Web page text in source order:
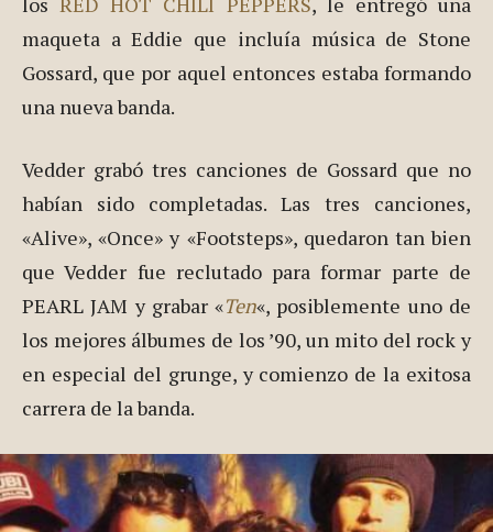
maqueta a Eddie que incluía música de Stone
Gossard, que por aquel entonces estaba formando
una nueva banda.
Vedder grabó tres canciones de Gossard que no
habían sido completadas. Las tres canciones,
«Alive», «Once» y «Footsteps», quedaron tan bien
que Vedder fue reclutado para formar parte de
PEARL JAM y grabar «Ten«, posiblemente uno de
los mejores álbumes de los ’90, un mito del rock y
en especial del grunge, y comienzo de la exitosa
carrera de la banda.